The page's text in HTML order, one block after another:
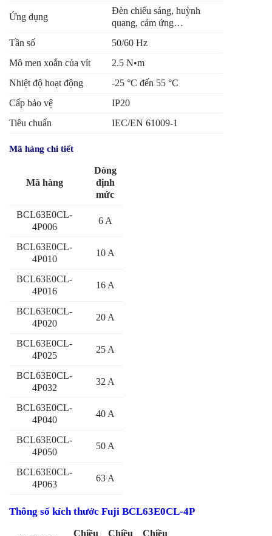
Ứng dụng
Đèn chiếu sáng, huỳnh
quang, cảm ứng…
Tần số
50/60 Hz
Mô men xoắn của vít
2.5 N•m
Nhiệt độ hoạt động
-25 °C đến 55 °C
Cấp bảo vệ
IP20
Tiêu chuẩn
IEC/EN 61009-1
Mã hàng chi tiết
Mã hàng
Dòng
định
mức
BCL63E0CL-
4P006
6 A
BCL63E0CL-
4P010
10 A
BCL63E0CL-
4P016
16 A
BCL63E0CL-
4P020
20 A
BCL63E0CL-
4P025
25 A
BCL63E0CL-
4P032
32 A
BCL63E0CL-
4P040
40 A
BCL63E0CL-
4P050
50 A
BCL63E0CL-
4P063
63 A
Thông số kích thước Fuji BCL63E0CL-4P
Chiều
Chiều
Chiều